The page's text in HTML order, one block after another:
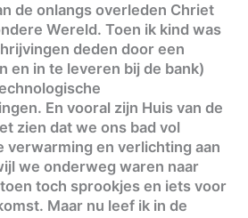
de onlangs overleden Chriet
Wereld. Toen ik kind was
deden door een
en in te leveren bij de bank)
En vooral zijn Huis van de
zien dat we ons bad vol
verwarming en verlichting aan
we onderweg waren naar
toch sprookjes en iets voor
Maar nu leef ik in de